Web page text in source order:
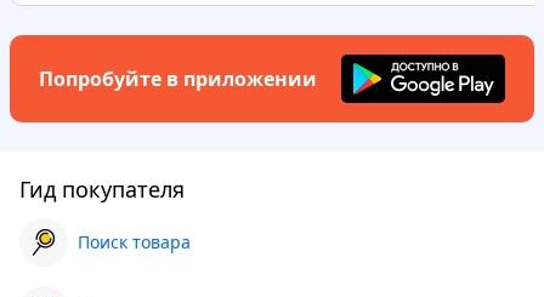
Попробуйте в приложении
Гид покупателя
Поиск товара